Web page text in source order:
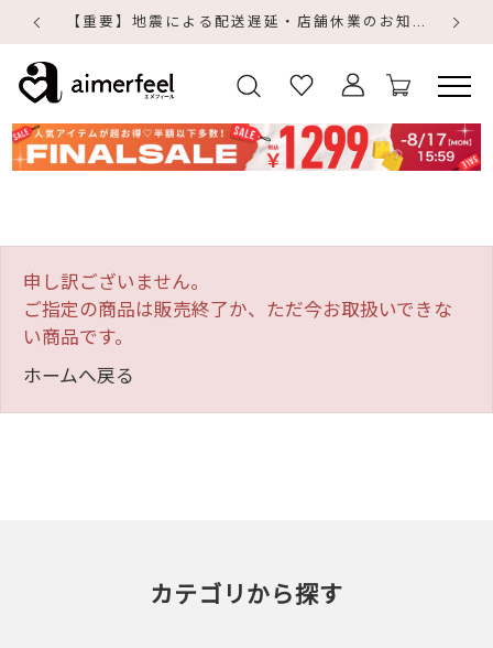
【重要】地震による配送遅延・店舗休業のお知らせ
申し訳ございません。
ご指定の商品は販売終了か、ただ今お取扱いできな
い商品です。
ホームへ戻る
カテゴリから探す